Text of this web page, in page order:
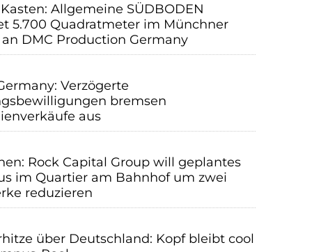
Allgemeine SÜDBODEN
5.700 Quadratmeter im Münchner
an DMC Production Germany
Verzögerte
bremsen
aus
Rock Capital Group will geplantes
im Quartier am Bahnhof um zwei
reduzieren
über Deutschland: Kopf bleibt cool